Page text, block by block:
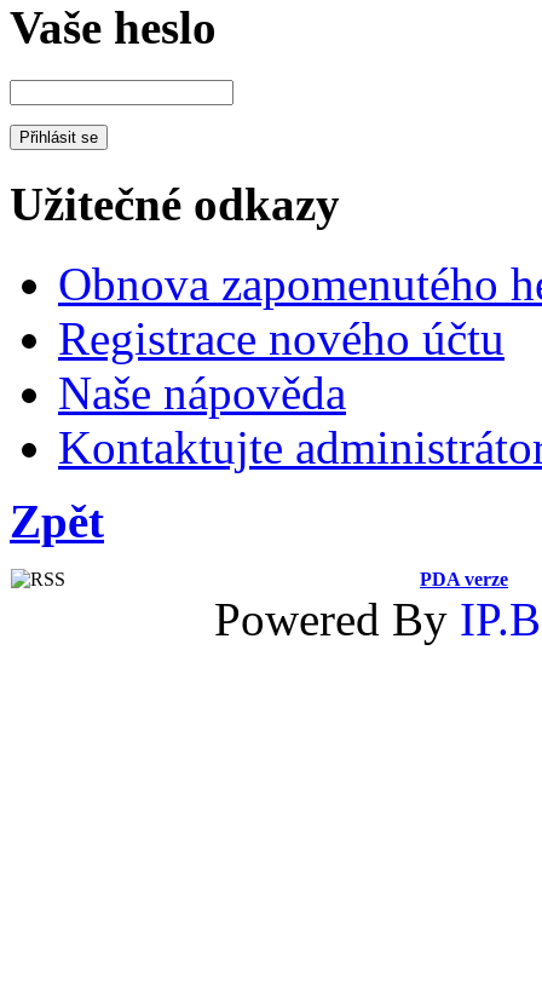
Vaše heslo
Užitečné odkazy
Obnova zapomenutého
Registrace nového účtu
Naše nápověda
Kontaktujte
Zpět
PDA verze
Powered By